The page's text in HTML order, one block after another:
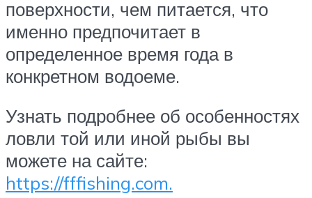
поверхности, чем питается, что
именно предпочитает в
определенное время года в
конкретном водоеме.
Узнать подробнее об особенностях
ловли той или иной рыбы вы
можете на сайте:
https://fffishing.com.